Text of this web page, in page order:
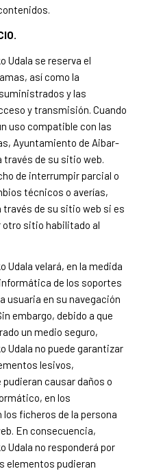
Udala se reserva el
así como la
y las
y transmisión. Cuando
uso compatible con las
Ayuntamiento de Aibar-
través de su sitio web.
de interrumpir parcial o
técnicos o averías,
de su sitio web si es
otro sitio habilitado al
Udala velará, en la medida
de los soportes
usuaria en su navegación
embargo, debido a que
un medio seguro,
Udala no puede garantizar
lesivos,
causar daños o
en los
ficheros de la persona
En consecuencia,
Udala no responderá por
elementos pudieran